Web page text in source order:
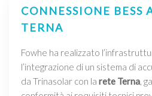
CONNESSIONE BESS
TERNA
Fowhe ha realizzato
l’integrazione di un sistema di
da Trinasolar con la rete Terna,